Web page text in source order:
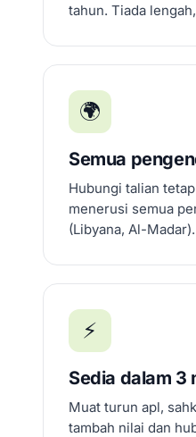
tahun. Tiada
🌍
Semua
Hubungi talian
menerusi semua
(Libyana, Al-Madar).
⚡
Sedia dalam 3
Muat turun apl,
tambah nilai dan